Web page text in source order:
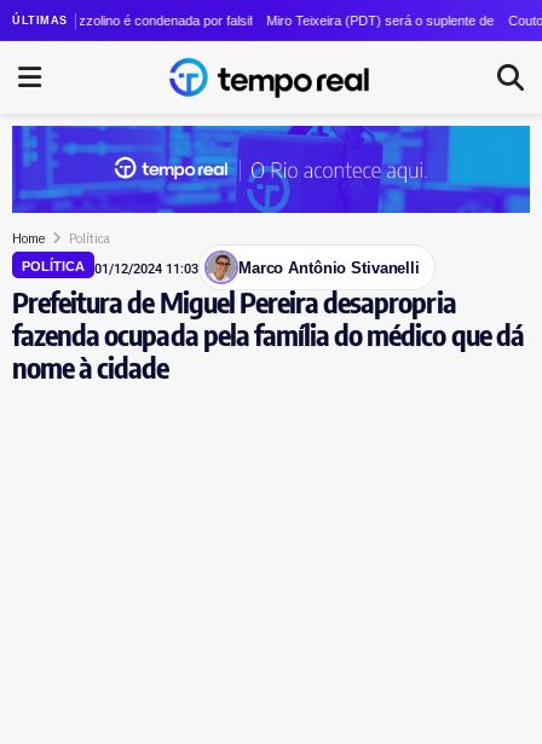
ÚLTIMAS
Couto esvazia cúpula da Ciência e Tecnologia após criação de pasta unificada
é condenada por falsificação de documentos; ex-prefeita de Magé nega e diz estar
Miro Teixeira (PDT) será o suplente de Pedro Paulo
Couto unifica
Home Política
POLÍTICA 01/12/2024 11:03 Marco Antônio Stivanelli
Prefeitura de Miguel Pereira desapropria
fazenda ocupada pela família do médico que dá
nome à cidade